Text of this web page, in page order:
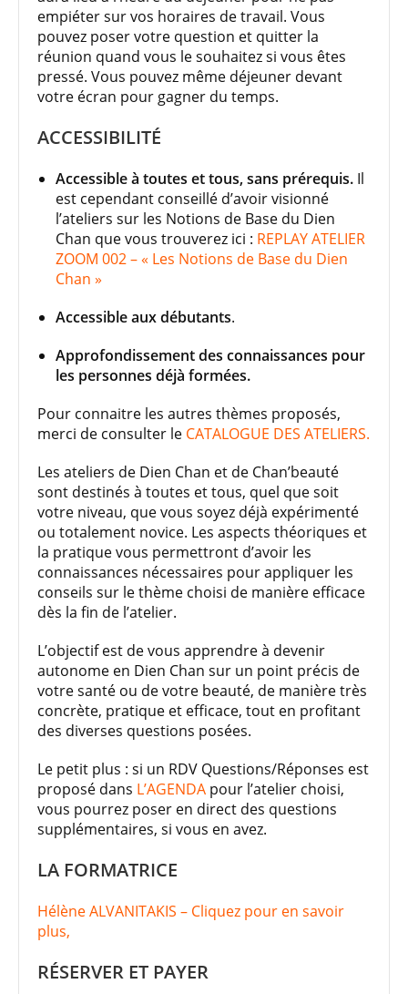
empiéter sur vos horaires de travail. Vous
pouvez poser votre question et quitter la
réunion quand vous le souhaitez si vous êtes
pressé. Vous pouvez même déjeuner devant
votre écran pour gagner du temps.
ACCESSIBILITÉ
Accessible à toutes et tous, sans prérequis. Il
est cependant conseillé d’avoir visionné
l’ateliers sur les Notions de Base du Dien
Chan que vous trouverez ici : REPLAY ATELIER
ZOOM 002 – « Les Notions de Base du Dien
Chan »
Accessible aux débutants.
Approfondissement des connaissances pour
les personnes déjà formées.
Pour connaitre les autres thèmes proposés,
merci de consulter le CATALOGUE DES ATELIERS.
Les ateliers de Dien Chan et de Chan’beauté
sont destinés à toutes et tous, quel que soit
votre niveau, que vous soyez déjà expérimenté
ou totalement novice. Les aspects théoriques et
la pratique vous permettront d’avoir les
connaissances nécessaires pour appliquer les
conseils sur le thème choisi de manière efficace
dès la fin de l’atelier.
L’objectif est de vous apprendre à devenir
autonome en Dien Chan sur un point précis de
votre santé ou de votre beauté, de manière très
concrète, pratique et efficace, tout en profitant
des diverses questions posées.
Le petit plus : si un RDV Questions/Réponses est
proposé dans L’AGENDA pour l’atelier choisi,
vous pourrez poser en direct des questions
supplémentaires, si vous en avez.
LA FORMATRICE
Hélène ALVANITAKIS – Cliquez pour en savoir
plus,
RÉSERVER ET PAYER